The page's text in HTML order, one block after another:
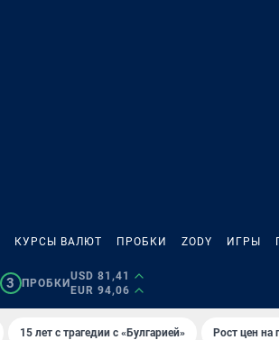
КУРСЫ ВАЛЮТ ПРОБКИ ZODY ИГРЫ
3 ПРОБКИ
USD 81,41
EUR 94,06
15 лет с трагедии с «Булгарией» Рост цен на